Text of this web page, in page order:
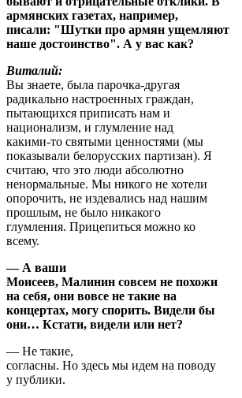
армянских газетах, например,
писали: "Шутки про армян ущемляют
наше достоинство". А у вас как?
Виталий:
Вы знаете, была парочка-другая
радикально настроенных граждан,
пытающихся приписать нам и
национализм, и глумление над
какими-то святыми ценностями (мы
показывали белорусских партизан). Я
считаю, что это люди абсолютно
ненормальные. Мы никого не хотели
опорочить, не издевались над нашим
прошлым, не было никакого
глумления. Прицепиться можно ко
всему.
— А ваши
Моисеев, Малинин совсем не похожи
на себя, они вовсе не такие на
концертах, могу спорить. Видели бы
они… Кстати, видели или нет?
— Не такие,
согласны. Но здесь мы идем на поводу
у публики.